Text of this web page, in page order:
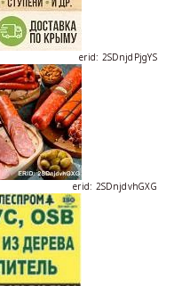
erid: 2SDnjdvhGXG
erid: 2SDnjcLUypt